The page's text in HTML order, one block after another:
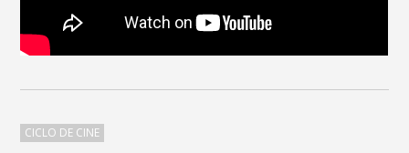
CICLO DE CINE